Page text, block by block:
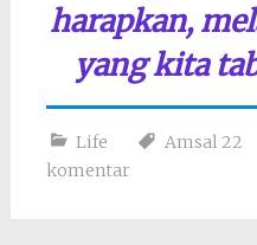
harapkan,
yang kita
Life Amsal 22
komentar